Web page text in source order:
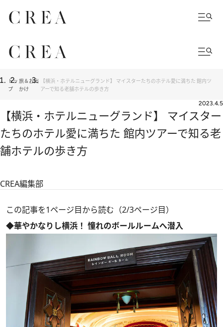
トッ
プ
旅＆お出
かけ
【横浜・ホテルニューグランド】 マイスターたちのホテル愛に満ちた 館内ツ
アーで知る老舗ホテルの歩き方
2023.4.5
【横浜・ホテルニューグランド】 マイスター
たちのホテル愛に満ちた 館内ツアーで知る老
舗ホテルの歩き方
CREA編集部
この記事を1ページ目から読む（2/3ページ目）
◆華やかなりし横浜！ 憧れのボールルームへ潜入